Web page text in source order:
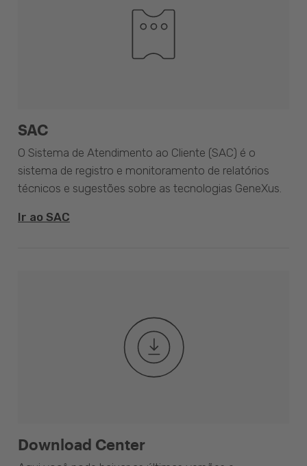
SAC
O Sistema de Atendimento ao Cliente (SAC) é o
sistema de registro e monitoramento de relatórios
técnicos e sugestões sobre as tecnologias GeneXus.
Ir ao SAC
Download Center